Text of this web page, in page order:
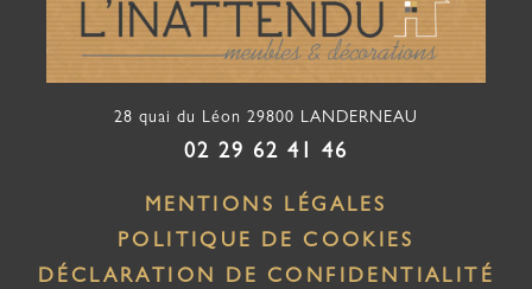
28 quai du Léon 29800 LANDERNEAU
02 29 62 41 46
MENTIONS LÉGALES
POLITIQUE DE COOKIES
DÉCLARATION DE CONFIDENTIALITÉ